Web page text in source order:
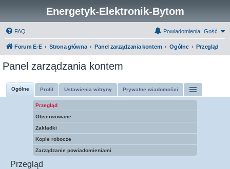
Energetyk-Elektronik-Bytom
FAQ Gość
Powiadomienia
Forum E-E Strona główna Panel zarządzania kontem Ogólne Przegląd
Panel zarządzania kontem
Ogólne Profil Ustawienia witryny Prywatne wiadomości
Przegląd
Obserwowane
Zakładki
Kopie robocze
Zarządzanie powiadomieniami
Przegląd